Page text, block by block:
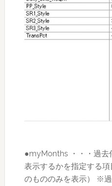
●myMonths ・・・過去
表示するかを指定する
のもののみを表示） ※